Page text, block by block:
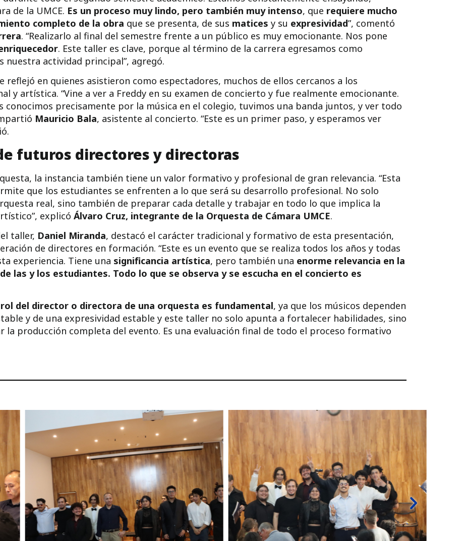
de la UMCE. Es un proceso muy lindo, pero también muy intenso, que requiere mucho
completo de la obra que se presenta, de sus matices y su expresividad”, comentó
. “Realizarlo al final del semestre frente a un público es muy emocionante. Nos pone
. Este taller es clave, porque al término de la carrera egresamos como
nuestra actividad principal”, agregó.
reflejó en quienes asistieron como espectadores, muchos de ellos cercanos a los
y artística. “Vine a ver a Freddy en su examen de concierto y fue realmente emocionante.
conocimos precisamente por la música en el colegio, tuvimos una banda juntos, y ver todo
Mauricio Bala, asistente al concierto. “Este es un primer paso, y esperamos ver
futuros directores y directoras
la instancia también tiene un valor formativo y profesional de gran relevancia. “Esta
que los estudiantes se enfrenten a lo que será su desarrollo profesional. No solo
real, sino también de preparar cada detalle y trabajar en todo lo que implica la
explicó Álvaro Cruz, integrante de la Orquesta de Cámara UMCE.
taller, Daniel Miranda, destacó el carácter tradicional y formativo de esta presentación,
de directores en formación. “Este es un evento que se realiza todos los años y todas
experiencia. Tiene una significancia artística, pero también una enorme relevancia en la
las y los estudiantes. Todo lo que se observa y se escucha en el concierto es
rol del director o directora de una orquesta es fundamental, ya que los músicos dependen
y de una expresividad estable y este taller no solo apunta a fortalecer habilidades, sino
la producción completa del evento. Es una evaluación final de todo el proceso formativo